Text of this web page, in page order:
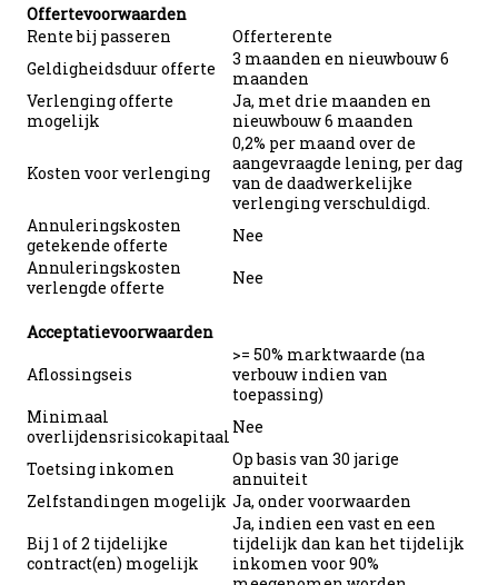
Offertevoorwaarden
Rente bij passeren
Offerterente
Geldigheidsduur offerte
3 maanden en nieuwbouw 6
maanden
Verlenging offerte
mogelijk
Ja, met drie maanden en
nieuwbouw 6 maanden
Kosten voor verlenging
0,2% per maand over de
aangevraagde lening, per dag
van de daadwerkelijke
verlenging verschuldigd.
Annuleringskosten
getekende offerte
Nee
Annuleringskosten
verlengde offerte
Nee
Acceptatievoorwaarden
Aflossingseis
>= 50% marktwaarde (na
verbouw indien van
toepassing)
Minimaal
overlijdensrisicokapitaal Nee
Toetsing inkomen
Op basis van 30 jarige
annuiteit
Zelfstandingen mogelijk Ja, onder voorwaarden
Bij 1 of 2 tijdelijke
contract(en) mogelijk
Ja, indien een vast en een
tijdelijk dan kan het tijdelijk
inkomen voor 90%